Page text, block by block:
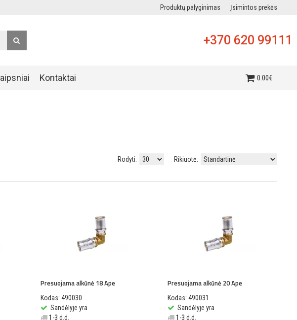
Produktų palyginimas Įsimintos prekės
+370 620 99111
Kontaktai 0.00€
Rodyti: Rikiuotė:
Presuojama alkūnė 18 Ape
Kodas: 490030
Sandėlyje yra
1-3 d.d.
Presuojama alkūnė 20 Ape
Kodas: 490031
Sandėlyje yra
1-3 d.d.